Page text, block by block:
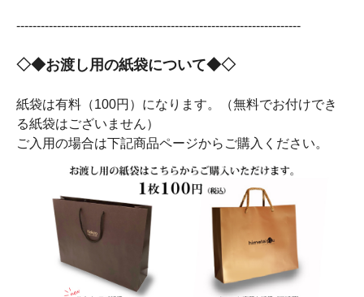
----------------------------------------------------------------------
◇◆お渡し用の紙袋について◆◇
紙袋は有料（100円）になります。（無料でお付けでき
る紙袋はございません）
ご入用の場合は下記商品ページからご購入ください。